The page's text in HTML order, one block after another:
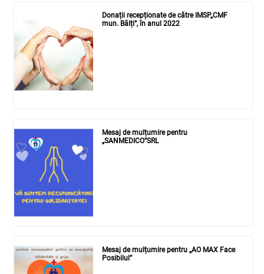
Donații recepționate de către IMSP„CMF
mun. Bălți”, în anul 2022
Mesaj de mulțumire pentru
„SANMEDICO”SRL
Mesaj de mulțumire pentru „AO MAX Face
Posibilul”